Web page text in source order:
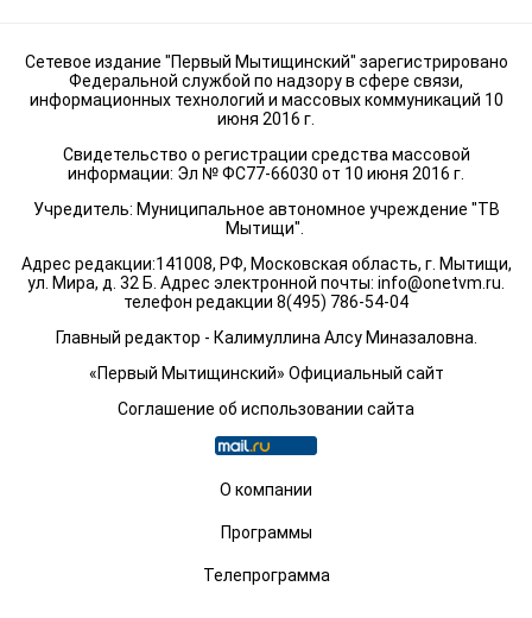
Сетевое издание "Первый Мытищинский" зарегистрировано
Федеральной службой по надзору в сфере связи,
информационных технологий и массовых коммуникаций 10
июня 2016 г.
Свидетельство о регистрации средства массовой
информации: Эл № ФС77-66030 от 10 июня 2016 г.
Учредитель: Муниципальное автономное учреждение "ТВ
Мытищи".
Адрес редакции:141008, РФ, Московская область, г. Мытищи,
ул. Мира, д. 32 Б. Адрес электронной почты: info@onetvm.ru
телефон редакции 8(495) 786-54-04
Главный редактор - Калимуллина Алсу Миназаловна.
«Первый Мытищинский» Официальный сайт
Соглашение об использовании сайта
О компании
Программы
Телепрограмма